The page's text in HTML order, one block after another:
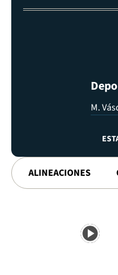
M.
ALINEACIONES